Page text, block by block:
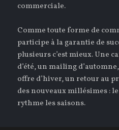
commerciale.
Comme toute forme de
participe à la garantie de
plusieurs c’est mieux. Une
d’été, un mailing
offre d’hiver, un retour au
des nouveaux millésimes :
rythme les saisons.